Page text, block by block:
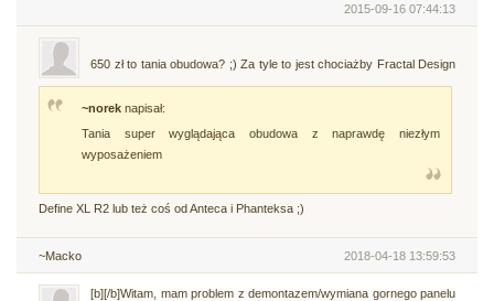
2015-09-16 07:44:13
~norek napisał:
Tania super wyglądająca obudowa z naprawdę niezłym
wyposażeniem
650 zł to tania obudowa? ;) Za tyle to jest chociażby Fractal Design
Define XL R2 lub też coś od Anteca i Phanteksa ;)
~Macko 2018-04-18 13:59:53
[b][/b]Witam, mam problem z demontazem/wymiana gornego panelu